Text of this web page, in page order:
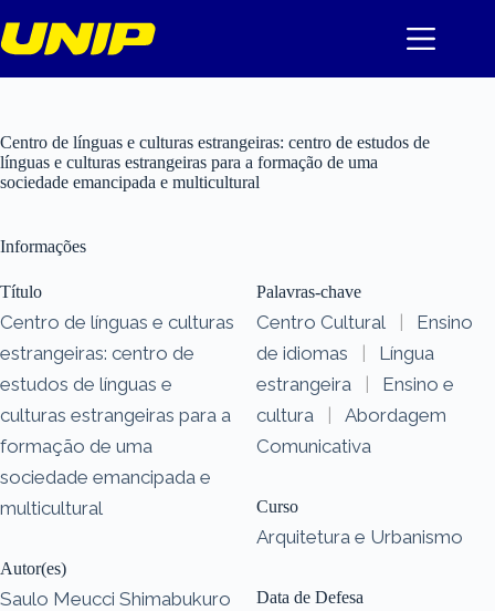
para
o
Centro de línguas e culturas estrangeiras: centro de estudos de
línguas e culturas estrangeiras para a formação de uma
sociedade emancipada e multicultural
Informações
Título
Centro de línguas e culturas
estrangeiras: centro de
estudos de línguas e
culturas estrangeiras para a
formação de uma
sociedade emancipada e
multicultural
Autor(es)
Saulo Meucci Shimabukuro
Palavras-chave
Centro Cultural |
Ensino
de idiomas
|
Língua
estrangeira
|
Ensino e
cultura
|
Abordagem
Comunicativa
Curso
Arquitetura e Urbanismo
Data de Defesa